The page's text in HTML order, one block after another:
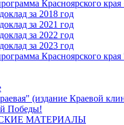
Красноярского
за 2018 год
за 2021 год
за 2022 год
за 2023 год
Красноярского
(издание Краевой
Победы!
МАТЕРИАЛЫ